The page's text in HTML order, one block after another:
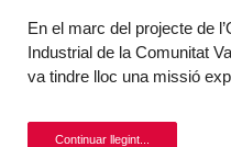
En el marc del projecte de
Industrial de la Comunitat
va tindre lloc una missió
Continuar llegint...